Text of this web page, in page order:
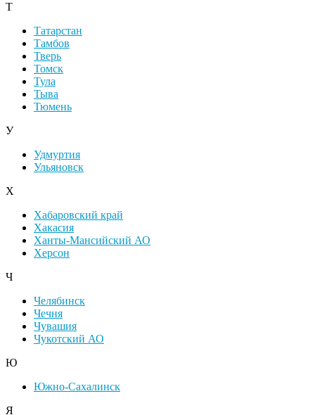
Т
Татарстан
Тамбов
Тверь
Томск
Тула
Тыва
Тюмень
У
Удмуртия
Ульяновск
Х
Хабаровский край
Хакасия
Ханты-Мансийский АО
Херсон
Ч
Челябинск
Чечня
Чувашия
Чукотский АО
Ю
Южно-Сахалинск
Я